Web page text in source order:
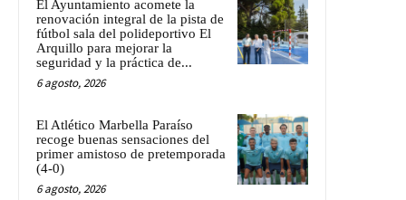
El Ayuntamiento acomete la
renovación integral de la pista de
fútbol sala del polideportivo El
Arquillo para mejorar la
seguridad y la práctica de...
6 agosto, 2026
El Atlético Marbella Paraíso
recoge buenas sensaciones del
primer amistoso de pretemporada
(4-0)
6 agosto, 2026